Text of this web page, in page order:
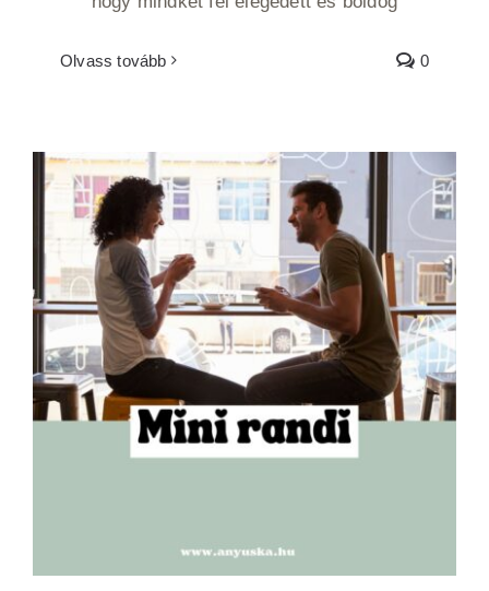
Olvass tovább 0
Hogyan pezsdíts a kapcsolatotokon mini
randikkal?